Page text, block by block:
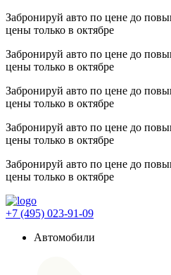
Забронируй авто по цене до
цены только в октябре
Забронируй авто по цене до
цены только в октябре
Забронируй авто по цене до
цены только в октябре
Забронируй авто по цене до
цены только в октябре
Забронируй авто по цене до
цены только в октябре
+7 (495) 023-91-09
Автомобили